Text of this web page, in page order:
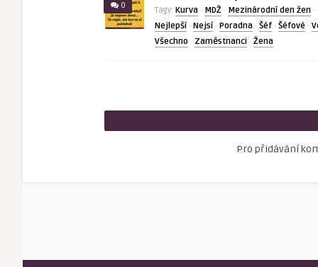
0
Tagy: Kurva · MDŽ · Mezinárodní den žen ·
Nejlepší· Nejsí· Poradna · Šéf · Šéfové ·
Všechno · Zaměstnanci · Žena
Pro přidávání